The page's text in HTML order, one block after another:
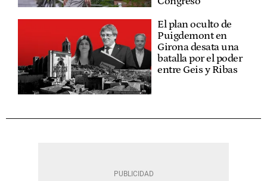
El plan oculto de
Puigdemont en
Girona desata una
batalla por el poder
entre Geis y Ribas